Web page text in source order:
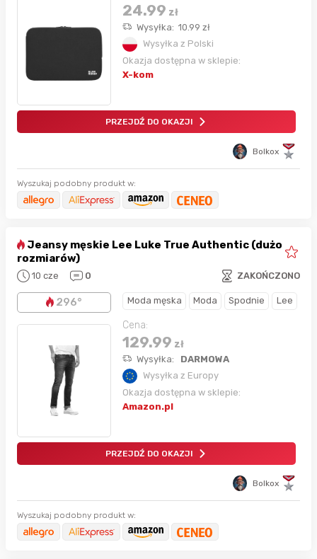
24.99 zł
Wysyłka: 10.99 zł
Wysyłka z Polski
Okazja dostępna w sklepie:
X-kom
PRZEJDŹ DO OKAZJI
Bolkox
Wyszukaj podobny produkt w:
Jeansy męskie Lee Luke True Authentic (dużo
rozmiarów)
10 cze 0 ZAKOŃCZONO
296° Moda męska Moda Spodnie Lee
Cena:
129.99 zł
Wysyłka:
DARMOWA
Wysyłka z Europy
Okazja dostępna w sklepie:
Amazon.pl
PRZEJDŹ DO OKAZJI
Bolkox
Wyszukaj podobny produkt w: